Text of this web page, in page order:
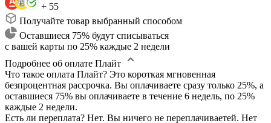
+ 55
Получайте товар выбранный способом
Оставшиеся 75% будут списываться
с вашей карты по 25% каждые 2 недели
Подробнее об оплате Плайт
Что такое оплата Плайт? Это короткая мгновенная
безпроцентная рассрочка. Вы оплачиваете сразу только 25%, а
оставшиеся 75% вы оплачиваете в течение 6 недель, по 25%
каждые 2 недели.
Есть ли переплата? Нет. Вы ничего не переплачиваетей. Нет